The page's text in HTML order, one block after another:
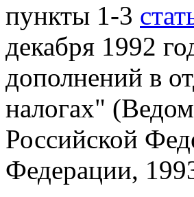
пункты 1-3
декабря 1992
дополнений в
налогах"
Российской
Федерации,